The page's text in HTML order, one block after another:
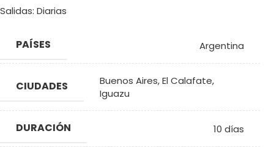
Salidas: Diarias
PAÍSES Argentina
CIUDADES Buenos Aires,El Calafate,
Iguazu
DURACIÓN 10 días